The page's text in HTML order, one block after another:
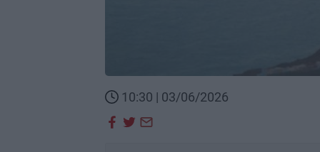
10:30 | 03/06/2026